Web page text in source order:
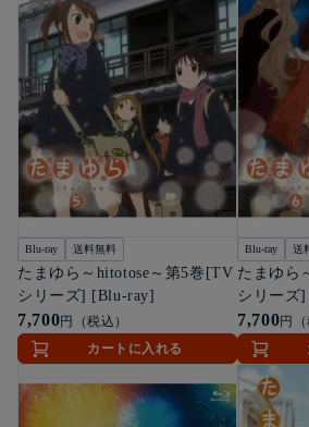
Blu-ray 送料無料
たまゆら～hitotose～第5巻[TV
シリーズ] [Blu-ray]
7,700円（税込）
カートに入れる
Blu-ray 送
たまゆら
シリーズ
7,700円（